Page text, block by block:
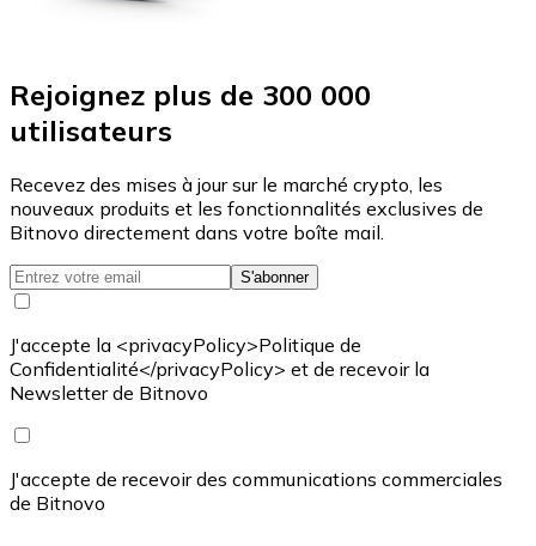
Rejoignez plus de 300 000
utilisateurs
Recevez des mises à jour sur le marché crypto, les
nouveaux produits et les fonctionnalités exclusives de
Bitnovo directement dans votre boîte mail.
S'abonner
J'accepte la <privacyPolicy>Politique de
Confidentialité</privacyPolicy> et de recevoir la
Newsletter de Bitnovo
J'accepte de recevoir des communications commerciales
de Bitnovo